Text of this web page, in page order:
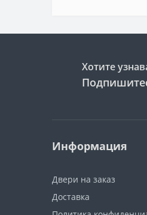
Хотите
Информация
Двери на заказ
Доставка